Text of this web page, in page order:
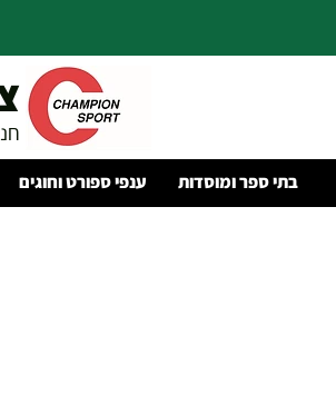
בתי ספר ומוסדות ענפי ספורט וחוגים